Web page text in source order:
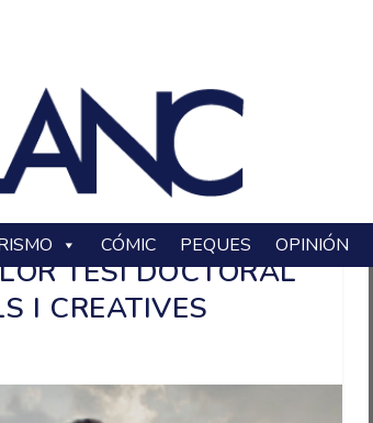
CÓMIC PEQUES OPINIÓN
TESI DOCTORAL
I CREATIVES